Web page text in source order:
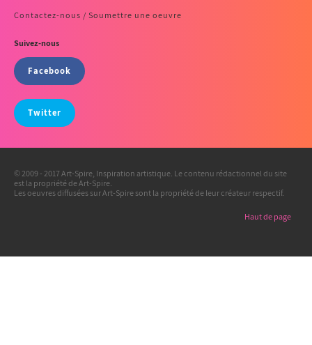
Contactez-nous / Soumettre une oeuvre
Suivez-nous
Facebook
Twitter
© 2009 - 2017 Art-Spire, Inspiration artistique. Le contenu rédactionnel du site
est la propriété de Art-Spire.
Les oeuvres diffusées sur Art-Spire sont la propriété de leur créateur respectif.
Haut de page